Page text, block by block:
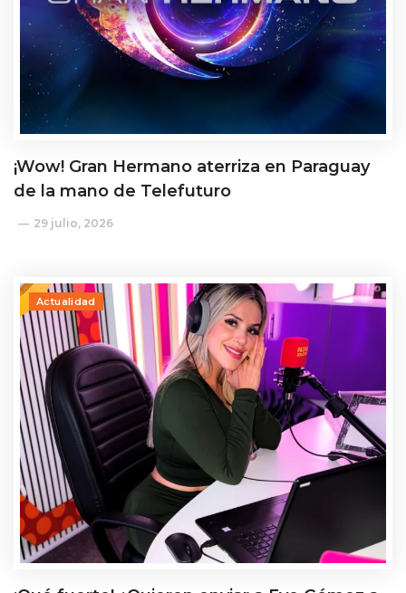
¡Wow! Gran Hermano aterriza en Paraguay
de la mano de Telefuturo
29 julio, 2026
Actualidad